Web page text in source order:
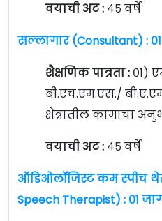
वयाची अट : ४५ वर्षे
सल्लागार (Consultant) :
शैक्षणिक पात्रता : ०१)
बी.एच.एम.एस./
क्षेत्रातील कामाचा
वयाची अट : ४५ वर्षे
ऑडिओलॉजिस्ट कम स्पीच
Speech Therapist) : ०१